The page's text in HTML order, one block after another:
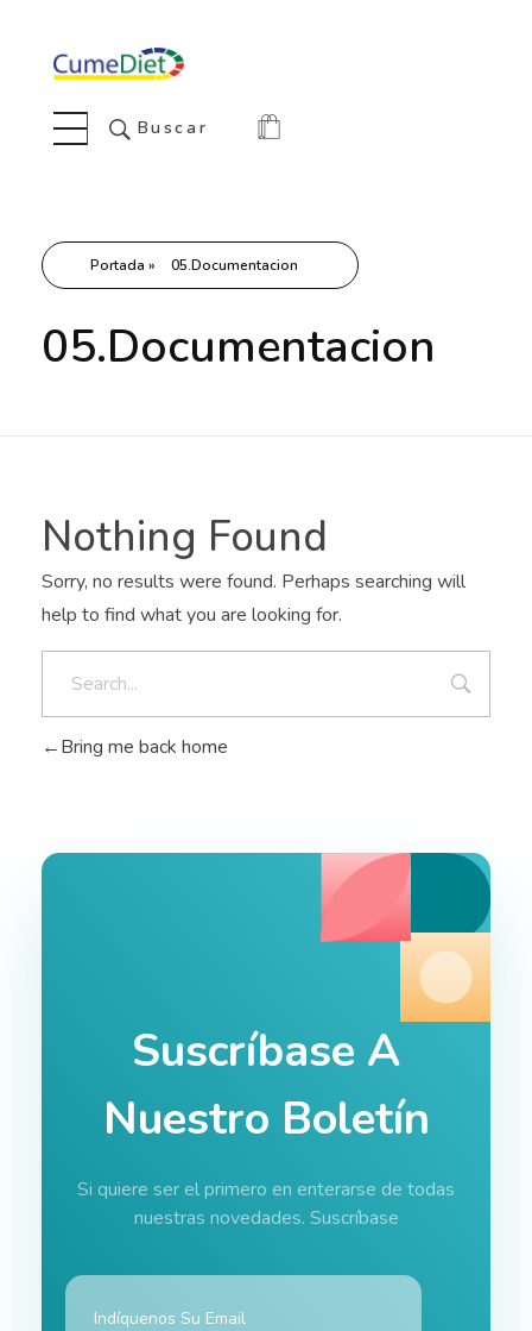
Buscar
Portada » 05.Documentacion
05.Documentacion
Nothing Found
Sorry, no results were found. Perhaps searching will
help to find what you are looking for.
Bring me back home
Suscríbase A
Nuestro Boletín
Si quiere ser el primero en enterarse de todas
nuestras novedades. Suscríbase